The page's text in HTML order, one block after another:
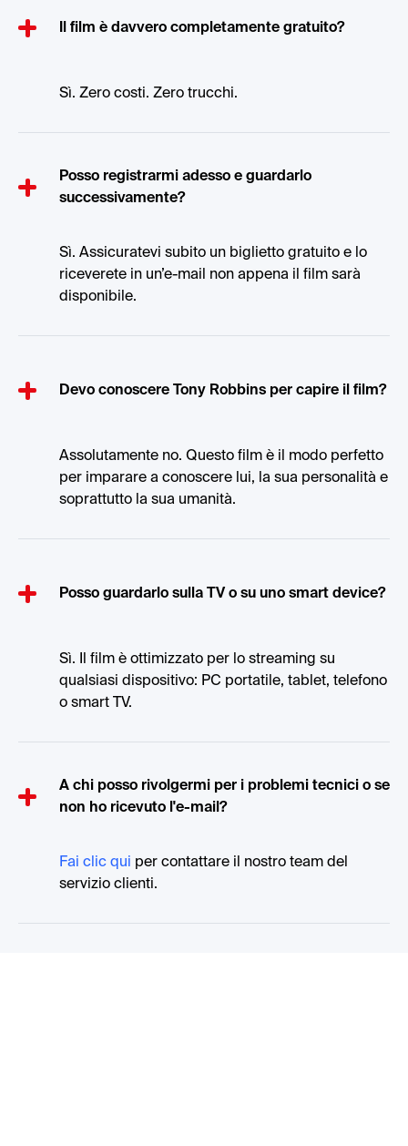
Il film è davvero completamente gratuito?
Sì. Zero costi. Zero trucchi.
Posso registrarmi adesso e guardarlo
successivamente?
Sì. Assicuratevi subito un biglietto gratuito e lo
riceverete in un’e-mail non appena il film sarà
disponibile.
Devo conoscere Tony Robbins per capire il film?
Assolutamente no. Questo film è il modo perfetto
per imparare a conoscere lui, la sua personalità e
soprattutto la sua umanità.
Posso guardarlo sulla TV o su uno smart device?
Sì. Il film è ottimizzato per lo streaming su
qualsiasi dispositivo: PC portatile, tablet, telefono
o smart TV.
A chi posso rivolgermi per i problemi tecnici o se
non ho ricevuto l'e-mail?
Fai clic qui per contattare il nostro team del
servizio clienti.